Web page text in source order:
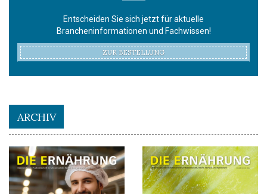
Entscheiden Sie sich jetzt für aktuelle
Brancheninformationen und Fachwissen!
ZUR BESTELLUNG
ARCHIV